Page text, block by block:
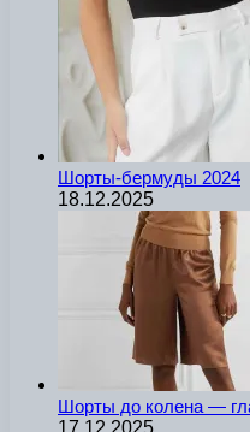
Шорты-бермуды 2024
18.12.2025
Шорты до колена —
17.12.2025